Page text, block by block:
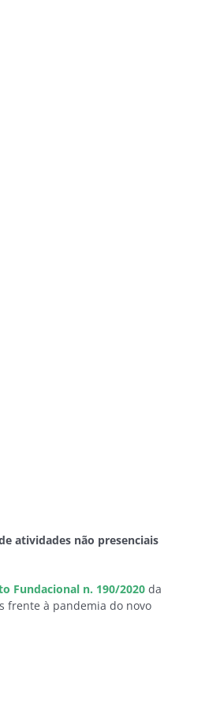
atividades não presenciais
Fundacional n. 190/2020 da
frente à pandemia do novo